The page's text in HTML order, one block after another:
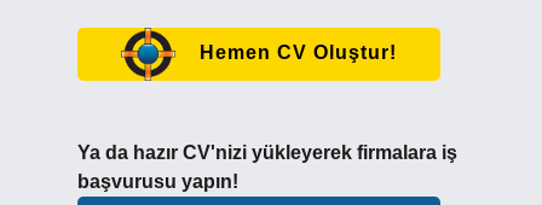
Hemen CV Oluştur!
Ya da hazır CV'nizi yükleyerek firmalara iş
başvurusu yapın!